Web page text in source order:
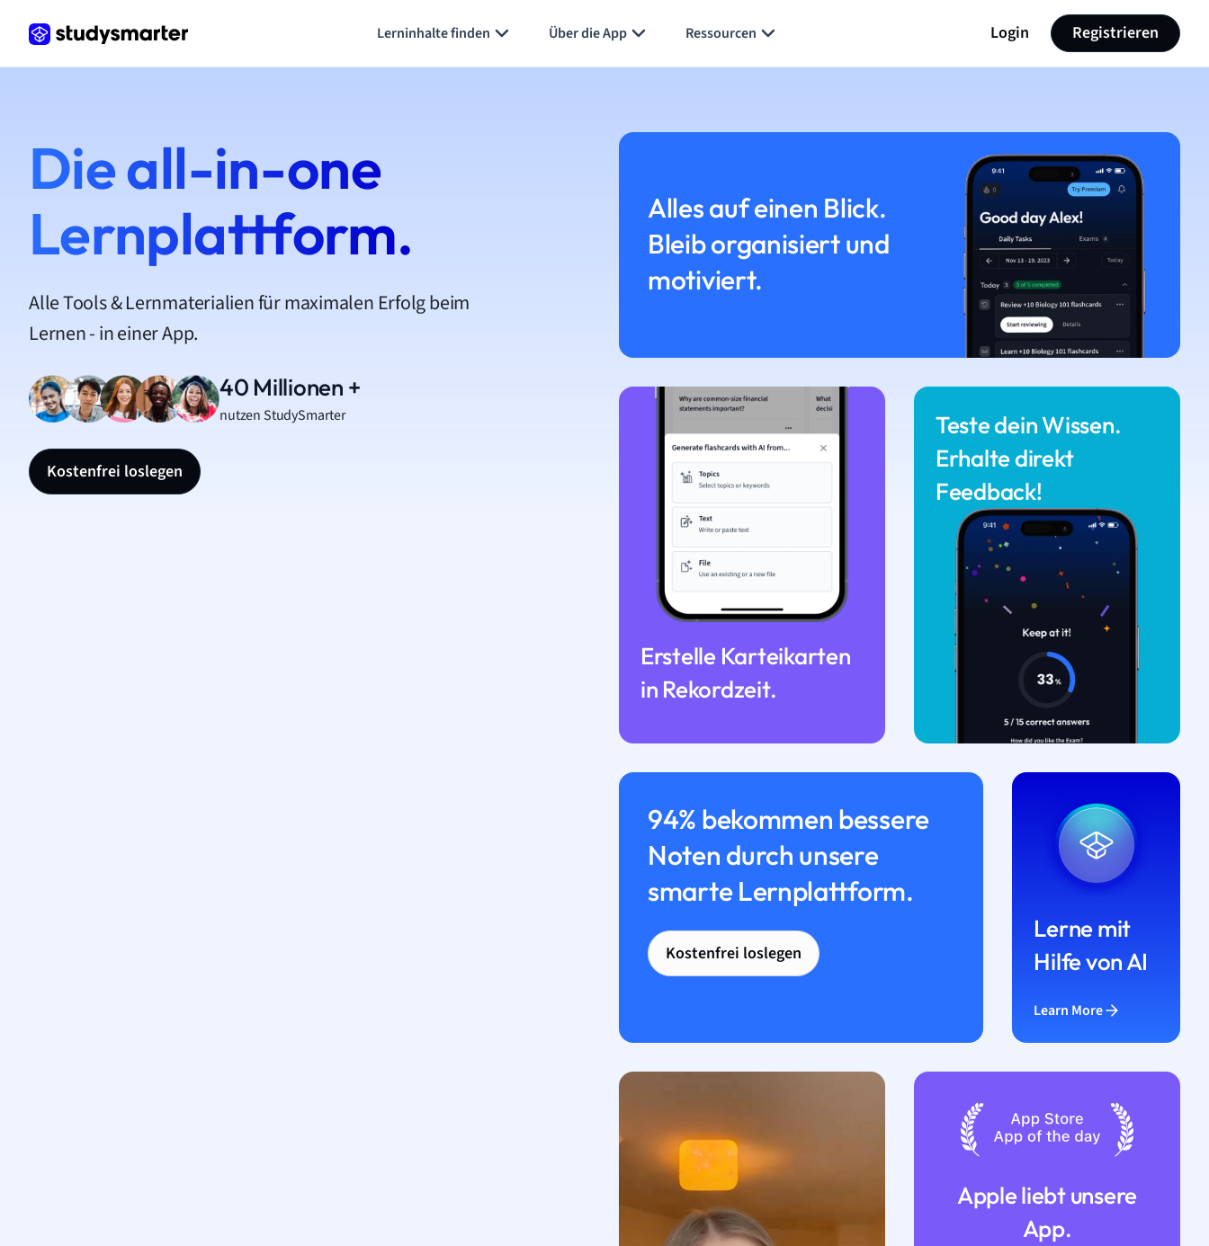
Lerninhalte finden Über die App Ressourcen Login Registrieren
Die all-in-one
Lernplattform.
Alle Tools & Lernmaterialien für maximalen Erfolg beim
Lernen - in einer App.
40 Millionen +
nutzen StudySmarter
Kostenfrei loslegen
Alles auf einen Blick.
Bleib organisiert und
motiviert.
Erstelle Karteikarten
in Rekordzeit.
Teste dein Wissen.
Erhalte direkt
Feedback!
94% bekommen bessere
Noten durch unsere
smarte Lernplattform.
Kostenfrei loslegen
Lerne mit
Hilfe von AI
Learn More
Apple liebt unsere
App.